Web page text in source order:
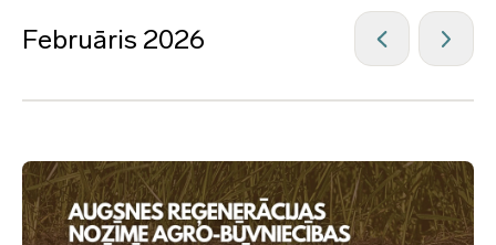
Februāris 2026